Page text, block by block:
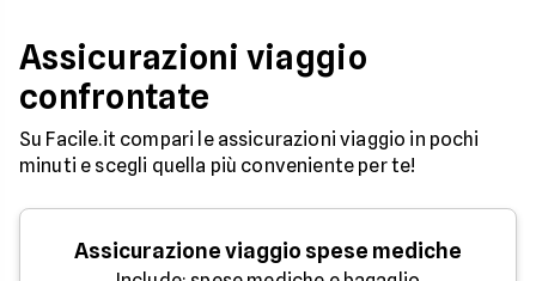
Assicurazioni viaggio
confrontate
Su Facile.it compari le assicurazioni viaggio in pochi
minuti e scegli quella più conveniente per te!
Assicurazione viaggio spese mediche